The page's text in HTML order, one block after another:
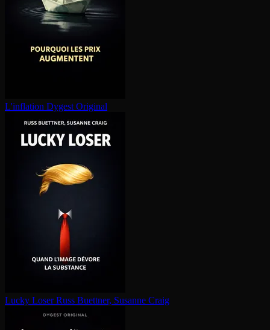
L'inflation Dygest Original
Lucky Loser Russ Buettner, Susanne Craig